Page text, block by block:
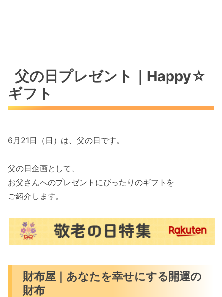
父の日プレゼント｜Happy☆
ギフト
6月21日（日）は、父の日です。
父の日企画として、
お父さんへのプレゼントにぴったりのギフトを
ご紹介します。
財布屋｜あなたを幸せにする開運の
財布